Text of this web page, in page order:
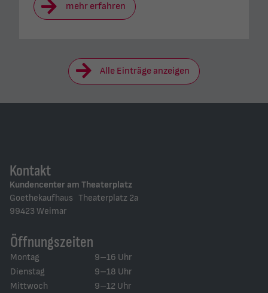
mehr erfahren
Alle Einträge anzeigen
Kontakt
Kundencenter am Theaterplatz
Goethekaufhaus Theaterplatz 2a
99423 Weimar
Öffnungszeiten
Montag
9–16 Uhr
Dienstag
9–18 Uhr
Mittwoch
9–12 Uhr